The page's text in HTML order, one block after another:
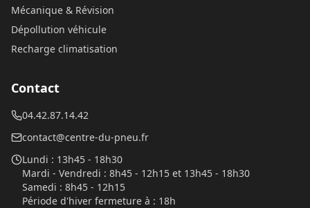
Mécanique & Révision
Dépollution véhicule
Recharge climatisation
Contact
04.42.87.14.42
contact@centre-du-pneu.fr
Lundi : 13h45 - 18h30
Mardi - Vendredi : 8h45 - 12h15 et 13h45 - 18h30
Samedi : 8h45 - 12h15
Période d'hiver fermeture à : 18h